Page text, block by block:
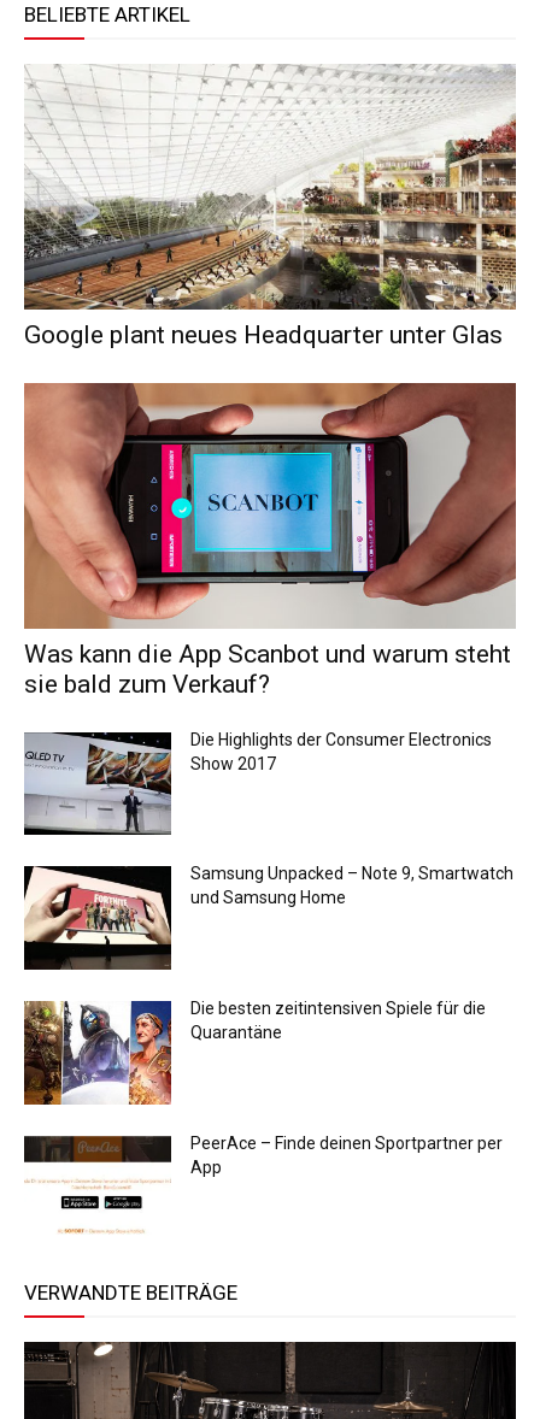
BELIEBTE ARTIKEL
Google plant neues Headquarter unter Glas
Was kann die App Scanbot und warum steht
sie bald zum Verkauf?
Die Highlights der Consumer Electronics
Show 2017
Samsung Unpacked – Note 9, Smartwatch
und Samsung Home
Die besten zeitintensiven Spiele für die
Quarantäne
PeerAce – Finde deinen Sportpartner per
App
VERWANDTE BEITRÄGE